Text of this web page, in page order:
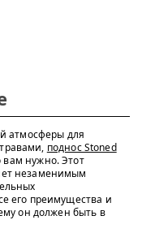
атмосферы для
поднос Stoned
вам нужно. Этот
незаменимым
его преимущества и
он должен быть в